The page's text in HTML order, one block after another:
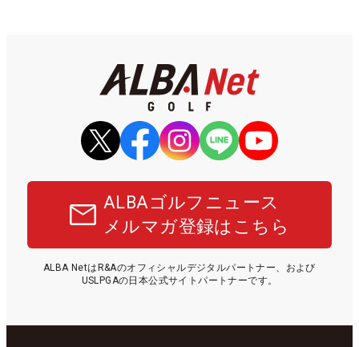
ALBAゴルフニュース
メルマガ登録はこちら
ALBA NetはR&Aのオフィシャルデジタルパートナー、および
USLPGAの日本公式サイトパートナーです。